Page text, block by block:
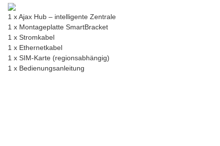
1 x Ajax Hub – intelligente Zentrale
1 x Montageplatte SmartBracket
1 x Stromkabel
1 x Ethernetkabel
1 x SIM-Karte (regionsabhängig)
1 x Bedienungsanleitung